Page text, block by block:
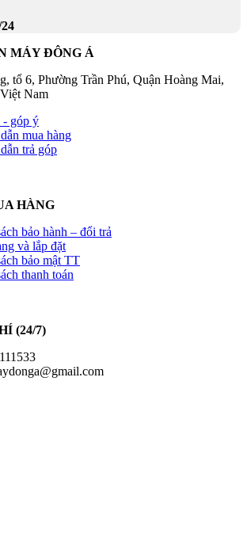
MÁY ĐÔNG Á
tổ 6, Phường Trần Phú, Quận Hoàng Mai,
Nam
- góp ý
mua hàng
trả góp
HÀNG
bảo hành – đổi trả
và lắp đặt
bảo mật TT
thanh toán
(24/7)